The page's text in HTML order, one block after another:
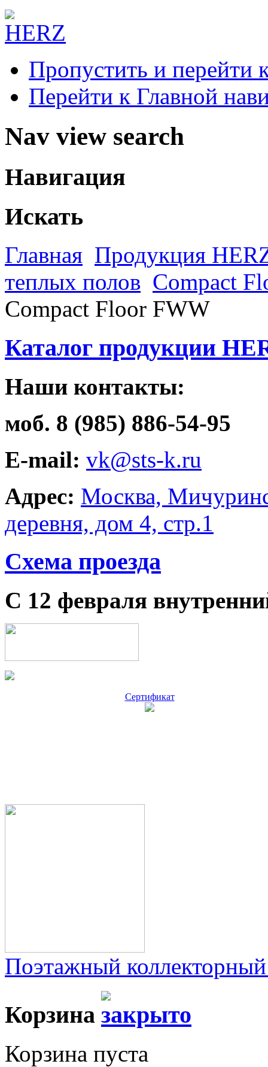
Пропустить и перейти
Перейти к Главной
Nav view search
Навигация
Искать
Главная Продукция
теплых полов Compact
Compact Floor FWW
Каталог продукции
Наши контакты:
моб. 8 (985) 886-54-95
E-mail: vk@sts-k.ru
Адрес: Москва,
деревня, дом 4, стр.1
Схема проезда
С 12 февраля
Сертификат
Поэтажный
Корзина
Корзина пуста